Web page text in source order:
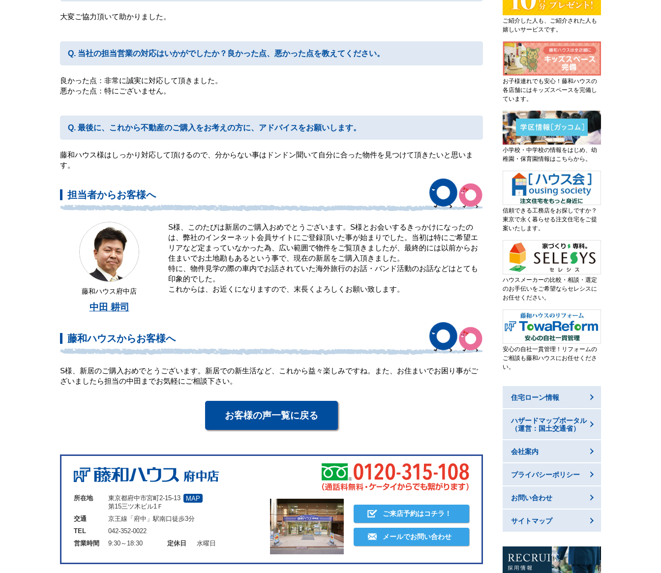
大変ご協力頂いて助かりました。
当社の担当営業の対応はいかがでしたか？良かった点、悪かった点を教えてください。
良かった点：非常に誠実に対応して頂きました。
悪かった点：特にございません。
最後に、これから不動産のご購入をお考えの方に、アドバイスをお願いします。
藤和ハウス様はしっかり対応して頂けるので、分からない事はドンドン聞いて自分に合った物件を見つけて頂きたいと思いま
す。
担当者からお客様へ
藤和ハウス府中店
中田 耕司
S様、このたびは新居のご購入おめでとうございます。S様とお会いするきっかけになったの
は、弊社のインターネット会員サイトにご登録頂いた事が始まりでした。当初は特にご希望エ
リアなど定まっていなかった為、広い範囲で物件をご覧頂きましたが、最終的には以前からお
住まいでお土地勘もあるという事で、現在の新居をご購入頂きました。
特に、物件見学の際の車内でお話されていた海外旅行のお話・バンド活動のお話などはとても
印象的でした。
これからは、お近くになりますので、末長くよろしくお願い致します。
藤和ハウスからお客様へ
S様、新居のご購入おめでとうございます。新居での新生活など、これから益々楽しみですね。また、お住まいでお困り事がご
ざいましたら担当の中田までお気軽にご相談下さい。
お客様の声一覧に戻る
所在地
東京都府中市宮町2-15-13
第15三ツ木ビル1Ｆ
MAP
交通
京王線「府中」駅南口徒歩3分
TEL
042-352-0022
営業時間
9:30～18:30 定休日 水曜日
ご来店予約はコチラ！
メールでお問い合わせ
ご紹介した人も、ご紹介された人も
嬉しいサービスです。
お子様連れでも安心！藤和ハウスの
各店舗にはキッズスペースを完備し
ています。
小学校・中学校の情報をはじめ、幼
稚園・保育園情報はこちらから。
信頼できる工務店をお探しですか？
東京で永く暮らせる注文住宅をご提
案いたします。
ハウスメーカーの比較・相談・選定
のお手伝いをご希望ならセレシスに
お任せください。
安心の自社一貫管理！リフォームの
ご相談も藤和ハウスにお任せくださ
い。
住宅ローン情報
ハザードマップポータル
（運営：国土交通省）
会社案内
プライバシーポリシー
お問い合わせ
サイトマップ